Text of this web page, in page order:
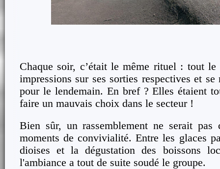
Chaque soir, c’était le même rituel : tout le
impressions sur ses sorties respectives et
pour le lendemain. En bref ? Elles étaient
faire un mauvais choix dans le secteur !
Bien sûr, un rassemblement ne serait pas
moments de convivialité. Entre les glaces
dioises et la dégustation des boissons
l'ambiance a tout de suite soudé le groupe.